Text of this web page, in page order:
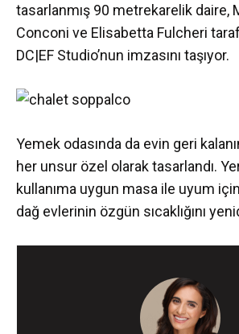
tasarlanmış 90 metrekarelik daire,
Conconi ve Elisabetta Fulcheri
DC|EF Studio’nun imzasını taşıyor.
Yemek odasında da evin geri
her unsur özel olarak tasarlandı.
kullanıma uygun masa ile uyum
dağ evlerinin özgün sıcaklığını